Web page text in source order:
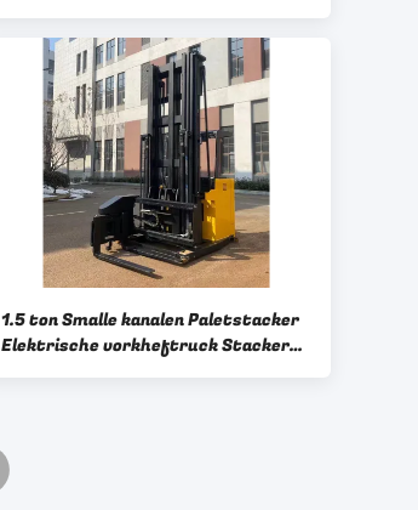
1.5 ton Smalle kanalen Paletstacker
Elektrische vorkheftruck Stacker